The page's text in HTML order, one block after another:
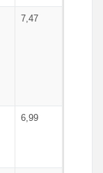
7,47
6,99